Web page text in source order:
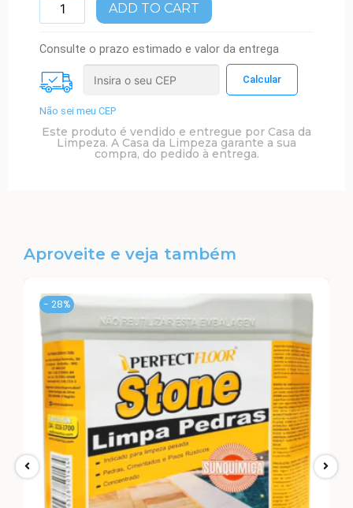
ADD TO CART
Consulte o prazo estimado e valor da entrega
Não sei meu CEP
Este produto é vendido e entregue por Casa da
Limpeza. A Casa da Limpeza garante a sua
compra, do pedido à entrega.
Aproveite e veja também
- 28%